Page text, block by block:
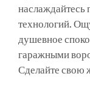
технологий.
душевное
гаражными
Сделайте свою